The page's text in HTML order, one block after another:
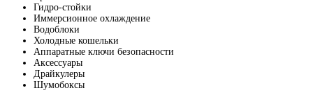
Гидро-стойки
Иммерсионное охлаждение
Водоблоки
Холодные кошельки
Аппаратные ключи безопасности
Аксессуары
Драйкулеры
Шумобоксы